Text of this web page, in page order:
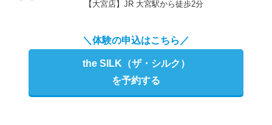
【大宮店】JR 大宮駅から徒歩2分
＼体験の申込はこちら／
the SILK（ザ・シルク）
を予約する